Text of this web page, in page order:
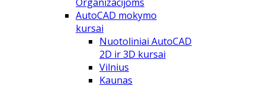
AutoCAD mokymo
kursai
Nuotoliniai AutoCAD
2D ir 3D kursai
Vilnius
Kaunas